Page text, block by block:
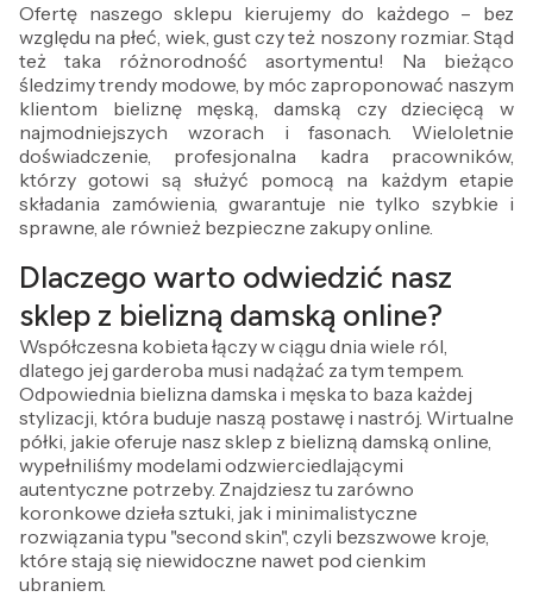
Ofertę naszego sklepu kierujemy do każdego – bez
względu na płeć, wiek, gust czy też noszony rozmiar. Stąd
też taka różnorodność asortymentu! Na bieżąco
śledzimy trendy modowe, by móc zaproponować naszym
klientom bieliznę męską, damską czy dziecięcą w
najmodniejszych wzorach i fasonach. Wieloletnie
doświadczenie, profesjonalna kadra pracowników,
którzy gotowi są służyć pomocą na każdym etapie
składania zamówienia, gwarantuje nie tylko szybkie i
sprawne, ale również bezpieczne zakupy online.
Dlaczego warto odwiedzić nasz
sklep z bielizną damską online?
Współczesna kobieta łączy w ciągu dnia wiele ról,
dlatego jej garderoba musi nadążać za tym tempem.
Odpowiednia bielizna damska i męska to baza każdej
stylizacji, która buduje naszą postawę i nastrój. Wirtualne
półki, jakie oferuje nasz sklep z bielizną damską online,
wypełniliśmy modelami odzwierciedlającymi
autentyczne potrzeby. Znajdziesz tu zarówno
koronkowe dzieła sztuki, jak i minimalistyczne
rozwiązania typu "second skin", czyli bezszwowe kroje,
które stają się niewidoczne nawet pod cienkim
ubraniem.